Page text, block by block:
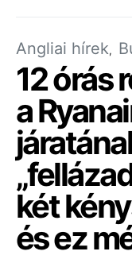
Angliai hírek
12 órás
a
két
és ez